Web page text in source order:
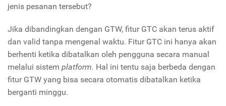
jenis pesanan tersebut?
Jika dibandingkan dengan GTW, fitur GTC akan terus aktif
dan valid tanpa mengenal waktu. Fitur GTC ini hanya akan
berhenti ketika dibatalkan oleh pengguna secara manual
melalui sistem platform. Hal ini tentu saja berbeda dengan
fitur GTW yang bisa secara otomatis dibatalkan ketika
berganti minggu.